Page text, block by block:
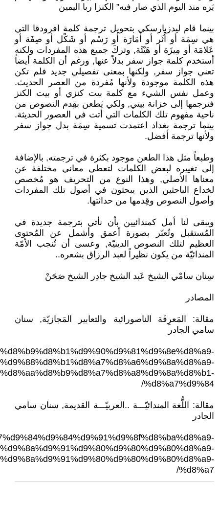
يَره منذ اليوم الذي صار فيه” الكنزا ربا اليمين
بينما قام ليدزبارسكي بتحويل ترجمة كلمة افرودقا التي
هي سِمَة أو أَثَر أو أَمَارَة أو رَسْم أو شَكْل أو صِفَة أو
عَلامَة أو مِيزَة أو هَيْئَة, وتركَ جميع هذه المفردات ولكنه
أستخدم كلمة جواز سفر بدلاً عنها, ورغم أن الكلمة أيضاً
تعني جواز سفر, ولكنها بمعنى تفصيلي جديد فلم تكن
هذه الكلمة موجودة ولأنها مُفردة من العصر الحديث.
وعمل نفس الشيء مع كلمة بيت كنزي أو بيت الكنز
فترجمها إلى خزانة بيتي, ولكي يَطعن بقِدم النصوص من
ناحية مفهوم تلك الكلمات التي أتت في العصور الحديثة.
بينما ترجمة بغداد اعتمدت تسمية سِمَة بدل جواز سفر
ولأنها ترجمة أفضل.
وطبعاً مثل هذا الطعن موجود بكثرة في ترجمته, بالإضافة
إلى تغييره لبعض الكلمات لتعطي معاني مختلفة عن
معناها الأصلي, وهذا النوع من التحريف هو مُخصص
لخداع الباحثين الذين يبحثون في أصول تلك المفردات
وأصول النصوص وقِدمها من حداثتها.
ويبقى لنا أمل كمندائيين بأن نأتي بترجمة جديدة في
المُستقبل وتُعبّر بصورة أعمق وأشمل عن المُحتوى
العظيم لتلك النصوص الدينيّة, وعسى أن تُنجب الأمّة
المندائيّة من يكون نظيراً لعبد الرزاق بشعره..
سِنان سامْي الشيخ عَبد الشيخ جادِر الشيخ صَحَنْ
المصادر
مقالة: المَعرِفَة الناصورائية والتعابير المَجازيّة, سنان
سامي الجادر
%d8%a7%d9%84/
مقالة: اللُّغة المندائيّـــة ..العربيّـــة القديمة, سنان سامي
الجادر
%d8%a7/